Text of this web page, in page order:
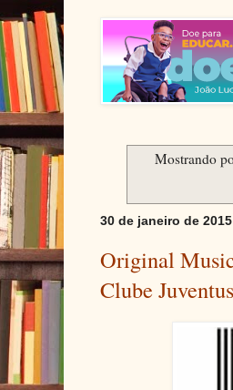
Mostrando
30 de janeiro de 2015
Original
Clube Juventus